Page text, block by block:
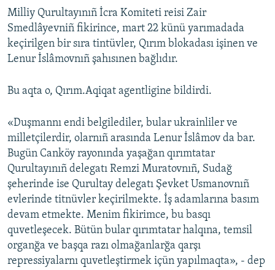
QOŞULIÑIZ!
Milliy Qurultayınıñ İcra Komiteti reisi Zair
Smedlâyevniñ fikirince, mart 22 künü yarımadada
keçirilgen bir sıra tintüvler, Qırım blokadası işinen ve
Lenur İslâmovnıñ şahısınen bağlıdır.
Bu aqta o, Qırım.Aqiqat agentligine bildirdi.
«Duşmannı endi belgilediler, bular ukrainliler ve
milletçilerdir, olarnıñ arasında Lenur İslâmov da bar.
Bugün Canköy rayonında yaşağan qırımtatar
Qurultayınıñ delegatı Remzi Muratovnıñ, Sudağ
şeherinde ise Qurultay delegatı Şevket Usmanovnıñ
evlerinde titnüvler keçirilmekte. İş adamlarına basım
devam etmekte. Menim fikirimce, bu basqı
quvetleşecek. Bütün bular qırımtatar halqına, temsil
organğa ve başqa razı olmağanlarğa qarşı
repressiyalarnı quvetleştirmek içün yapılmaqta», - dep